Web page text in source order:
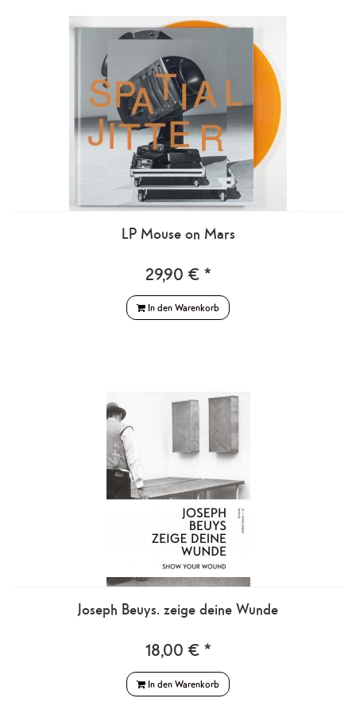
LP Mouse on Mars
29,90 € *
In den Warenkorb
Joseph Beuys. zeige deine Wunde
18,00 € *
In den Warenkorb